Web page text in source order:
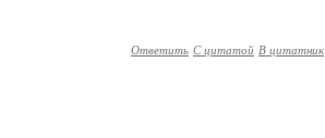
Ответить С цитатой В цитатник